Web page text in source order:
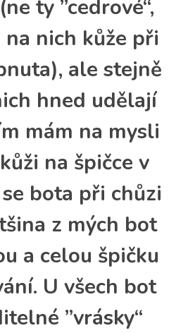
ty ”cedrové“,
nich kůže při
ale stejně
hned udělají
mám na mysli
na špičce v
bota při chůzi
z mých bot
a celou špičku
U všech bot
”vrásky“